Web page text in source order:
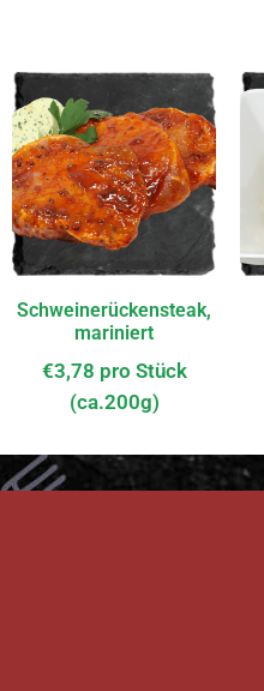
Schweinerückensteak,
mariniert
€3,78 pro Stück
(ca.200g)